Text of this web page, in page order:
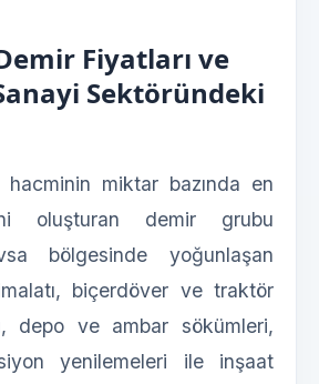
Fiyatları ve
Sektöründeki
hacminin miktar bazında en
oluşturan demir grubu
bölgesinde yoğunlaşan
biçerdöver ve traktör
depo ve ambar sökümleri,
yenilemeleri ile inşaat